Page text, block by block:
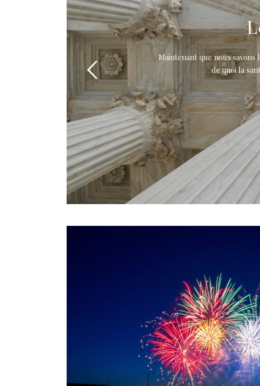
Maintenant que nous
de quoi la